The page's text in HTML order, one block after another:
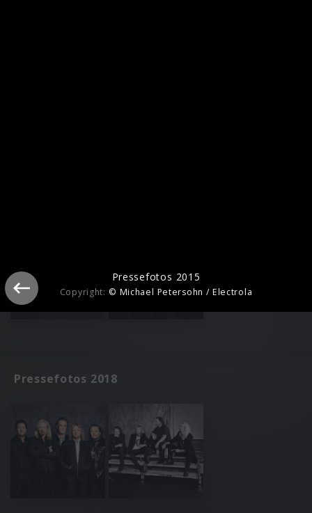
Pressefotos 2018
Pressefotos 2015
Copyright: © Michael Petersohn / Electrola